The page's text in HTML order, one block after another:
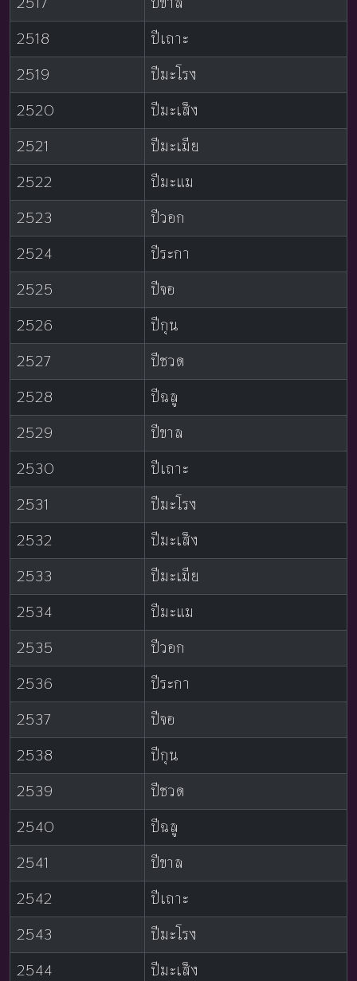
2518
ปีเถาะ
2519
ปีมะโรง
2520
ปีมะเส็ง
2521
ปีมะเมีย
2522
ปีมะแม
2523
ปีวอก
2524
ปีระกา
2525
ปีจอ
2526
ปีกุน
2527
ปีชวด
2528
ปีฉลู
2529
ปีขาล
2530
ปีเถาะ
2531
ปีมะโรง
2532
ปีมะเส็ง
2533
ปีมะเมีย
2534
ปีมะแม
2535
ปีวอก
2536
ปีระกา
2537
ปีจอ
2538
ปีกุน
2539
ปีชวด
2540
ปีฉลู
2541
ปีขาล
2542
ปีเถาะ
2543
ปีมะโรง
2544
ปีมะเส็ง